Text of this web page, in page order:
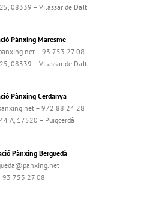
08339 – Vilassar de Dalt
Pànxing Maresme
– 93 753 27 08
08339 – Vilassar de Dalt
Pànxing Cerdanya
– 972 88 24 28
A, 17520 – Puigcerdà
Pànxing Berguedà
93 753 27 08